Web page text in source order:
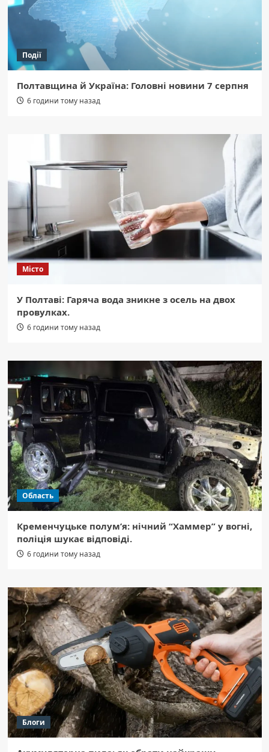
Події
Полтавщина й Україна: Головні новини 7 серпня
6 години тому назад
Місто
У Полтаві: Гаряча вода зникне з осель на двох
провулках.
6 години тому назад
Область
Кременчуцьке полум’я: нічний “Хаммер” у вогні,
поліція шукає відповіді.
6 години тому назад
Блоги